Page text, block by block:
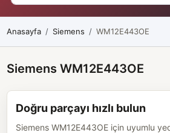
Anasayfa Siemens WM12E443OE
Siemens WM12E443OE
Doğru parçayı hızlı bulun
Siemens WM12E443OE için uyumlu